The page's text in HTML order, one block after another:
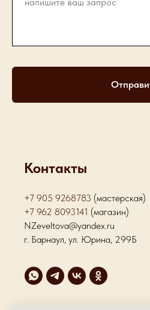
Контакты
+7 905 9268783 (мастерская)
+7 962 8093141 (магазин)
NZeveltova@yandex.ru
г. Барнаул, ул. Юрина, 299Б